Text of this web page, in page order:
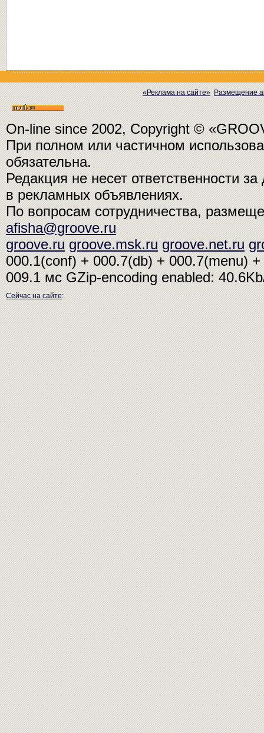
«Реклама на сайте» Размещение
On-line since 2002, Copyright ©
При полном или частичном
обязательна.
Редакция не несет ответственности
в рекламных объявлениях.
По вопросам сотрудничества,
afisha@groove.ru
groove.ru groove.msk.ru groove.net.ru
000.1(conf) + 000.7(db) + 000.7(menu)
009.1 мсGZip-encoding enabled:
Сейчас на сайте: